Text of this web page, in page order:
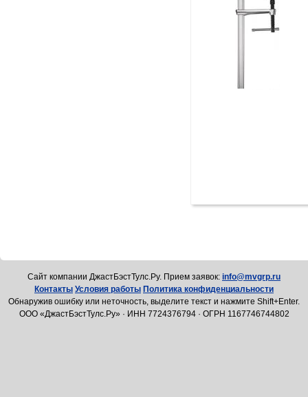
Cайт компании ДжастБэстТулс.Ру. Прием заявок: info@mvgrp.ru
Контакты Условия работы Политика конфиденциальности
Обнаружив ошибку или неточность, выделите текст и нажмите Shift+Enter.
ООО «ДжастБэстТулс.Ру» · ИНН 7724376794 · ОГРН 1167746744802